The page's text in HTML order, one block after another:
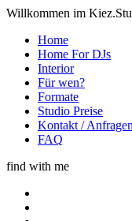
Willkommen im
Home
Home For DJs
Interior
Für wen?
Formate
Studio Preise
Kontakt / Anfragen
FAQ
find with me